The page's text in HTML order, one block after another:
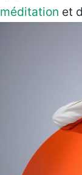
méditation et